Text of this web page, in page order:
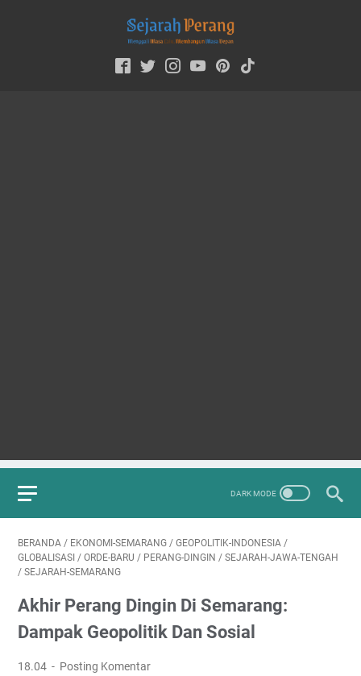
BERANDA / EKONOMI-SEMARANG / GEOPOLITIK-INDONESIA /
GLOBALISASI / ORDE-BARU / PERANG-DINGIN / SEJARAH-JAWA-TENGAH
/ SEJARAH-SEMARANG
Akhir Perang Dingin Di Semarang:
Dampak Geopolitik Dan Sosial
18.04 Posting Komentar